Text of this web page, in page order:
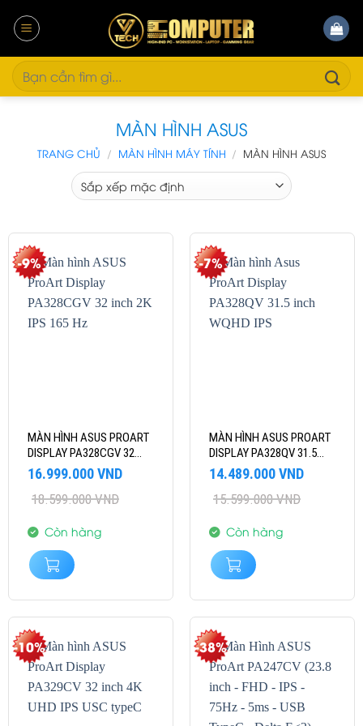
qua
dung
Tìm
kiếm:
MÀN HÌNH ASUS
TRANG CHỦ / MÀN HÌNH MÁY TÍNH / MÀN HÌNH ASUS
-9%
MÀN HÌNH ASUS PROART
DISPLAY PA328CGV 32
INCH 2K IPS 165 HZ
18.599.000VND
Giá
là:
16.999.000VND
Giá
tại
16.999.000 VND.
Còn hàng
-7%
MÀN HÌNH ASUS PROART
DISPLAY PA328QV 31.5
INCH WQHD IPS
15.599.000VND
Giá
là:
14.489.000VND
Giá
tại
14.489.000 VND.
Còn hàng
-10% -38%